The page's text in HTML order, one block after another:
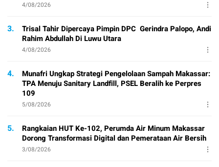
4/08/2026
3.
Trisal Tahir Dipercaya Pimpin DPC Gerindra Palopo, Andi
Rahim Abdullah Di Luwu Utara
4/08/2026
4.
Munafri Ungkap Strategi Pengelolaan Sampah Makassar:
TPA Menuju Sanitary Landfill, PSEL Beralih ke Perpres
109
5/08/2026
5.
Rangkaian HUT Ke-102, Perumda Air Minum Makassar
Dorong Transformasi Digital dan Pemerataan Air Bersih
3/08/2026